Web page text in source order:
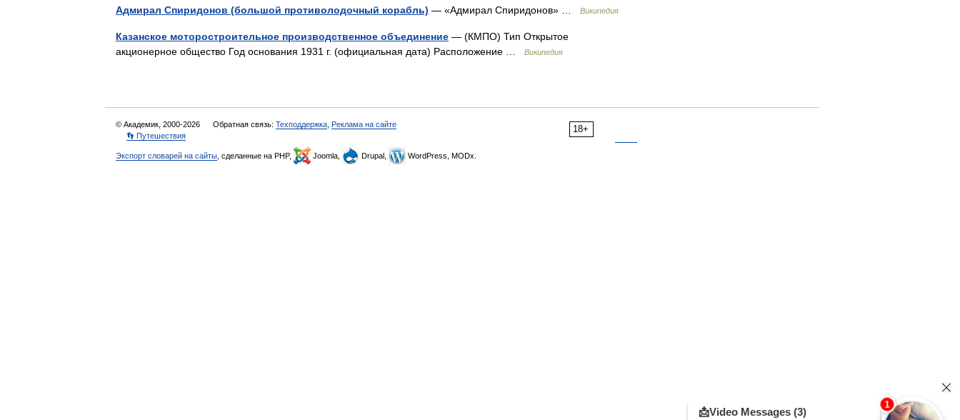
Адмирал Спиридонов (большой противолодочный корабль) — «Адмирал Спиридонов» … Википедия
Казанское моторостроительное производственное объединение — (КМПО) Тип Открытое
акционерное общество Год основания 1931 г. (официальная дата) Расположение …
Википедия
18+
© Академик, 2000-2026 Обратная связь: Техподдержка Реклама на сайте
👣 Путешествия
Экспорт словарей на сайты , сделанные на PHP, Joomla, Drupal, WordPress, MODx.